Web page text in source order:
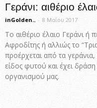
Γεράνι: αιθέριο
inGolden.. - 8 Μαΐου 2017
Το αιθέριο έλαιο Γεράνι
Αφροδίτης ή αλλιώς το
προέρχεται από τα
είδος φυτού και έχει
οργανισμού μας.